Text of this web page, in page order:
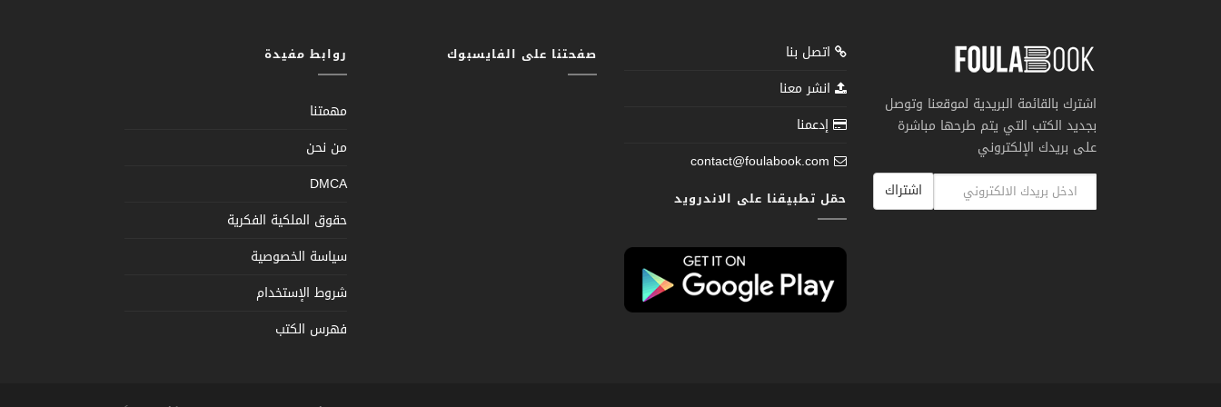
اشترك بالقائمة البريدية لموقعنا وتوصل
بجديد الكتب التي يتم طرحها مباشرة
على بريدك الإلكتروني
اشتراك
اتصل بنا
انشر معنا
إدعمنا
contact@foulabook.com
حمّل تطبيقنا على الاندرويد
صفحتنا على الفايسبوك روابط مفيدة
مهمتنا
من نحن
DMCA
حقوق الملكية الفكرية
سياسة الخصوصية
شروط الإستخدام
فهرس الكتب